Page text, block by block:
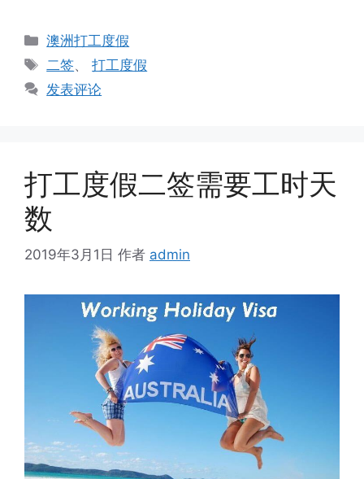
分
类
澳洲打工度假
标
签
二签、打工度假
发表评论
打工度假二签需要工时天
数
2019年3月1日 作者 admin